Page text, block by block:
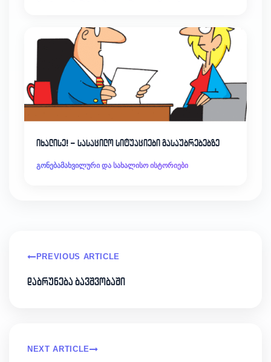
იხალისე! – სასაცილო სიტუაციები გასაუბრებებზე
გონებამახვილური და სახალისო ისტორიები
PREVIOUS ARTICLE
დაბრუნება ბავშვობაში
NEXT ARTICLE